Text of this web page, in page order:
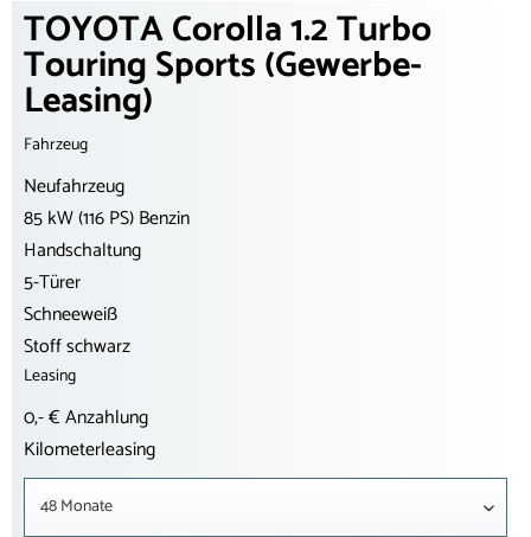
TOYOTA Corolla 1.2 Turbo
Touring Sports (Gewerbe-
Leasing)
Fahrzeug
Neufahrzeug
85 kW (116 PS) Benzin
Handschaltung
5-Türer
Schneeweiß
Stoff schwarz
Leasing
0,- € Anzahlung
Kilometerleasing
48 Monate